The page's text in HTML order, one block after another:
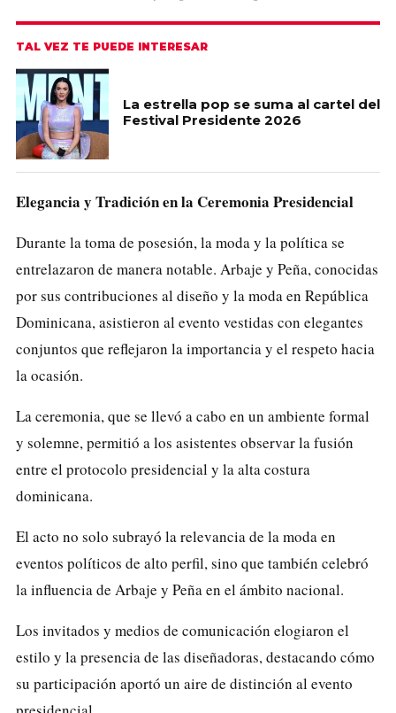
TAL VEZ TE PUEDE INTERESAR
La estrella pop se suma al cartel del
Festival Presidente 2026
Elegancia y Tradición en la Ceremonia Presidencial
Durante la toma de posesión, la moda y la política se
entrelazaron de manera notable. Arbaje y Peña, conocidas
por sus contribuciones al diseño y la moda en República
Dominicana, asistieron al evento vestidas con elegantes
conjuntos que reflejaron la importancia y el respeto hacia
la ocasión.
La ceremonia, que se llevó a cabo en un ambiente formal
y solemne, permitió a los asistentes observar la fusión
entre el protocolo presidencial y la alta costura
dominicana.
El acto no solo subrayó la relevancia de la moda en
eventos políticos de alto perfil, sino que también celebró
la influencia de Arbaje y Peña en el ámbito nacional.
Los invitados y medios de comunicación elogiaron el
estilo y la presencia de las diseñadoras, destacando cómo
su participación aportó un aire de distinción al evento